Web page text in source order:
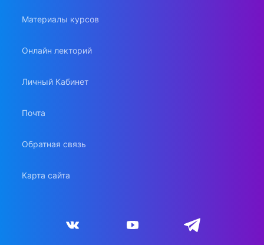
Материалы курсов
Онлайн лекторий
Личный Кабинет
Почта
Обратная связь
Карта сайта